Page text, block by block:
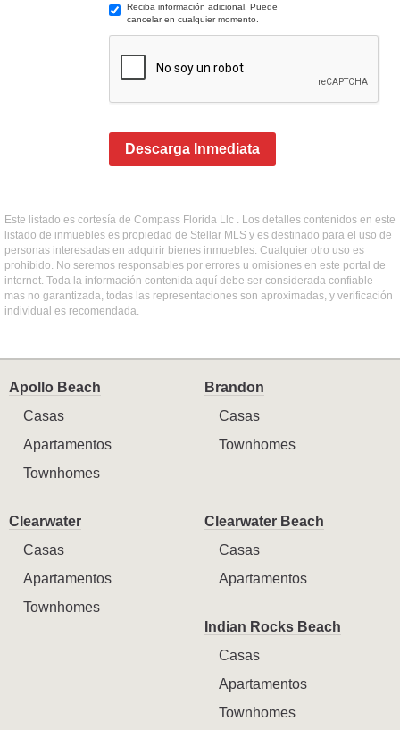
Reciba información adicional. Puede
cancelar en cualquier momento.
Descarga Inmediata
Este listado es cortesía de Compass Florida Llc . Los detalles contenidos en este
listado de inmuebles es propiedad de Stellar MLS y es destinado para el uso de
personas interesadas en adquirir bienes inmuebles. Cualquier otro uso es
prohibido. No seremos responsables por errores u omisiones en este portal de
internet. Toda la información contenida aquí debe ser considerada confiable
mas no garantizada, todas las representaciones son aproximadas, y verificación
individual es recomendada.
Apollo Beach
Casas
Apartamentos
Townhomes
Brandon
Casas
Townhomes
Clearwater
Casas
Apartamentos
Townhomes
Clearwater Beach
Casas
Apartamentos
Indian Rocks Beach
Casas
Apartamentos
Townhomes